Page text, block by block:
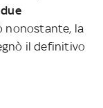
nonostante, la
il definitivo